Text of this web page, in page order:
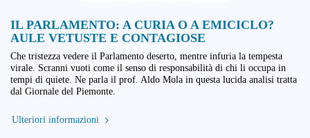
IL PARLAMENTO: A CURIA O A EMICICLO?
AULE VETUSTE E CONTAGIOSE
Che tristezza vedere il Parlamento deserto, mentre infuria la tempesta
virale. Scranni vuoti come il senso di responsabilità di chi li occupa in
tempi di quiete. Ne parla il prof. Aldo Mola in questa lucida analisi tratta
dal Giornale del Piemonte.
Ulteriori informazioni